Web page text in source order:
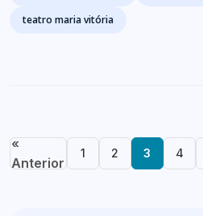
teatro maria vitória
«
Anterior
1 2 3 4